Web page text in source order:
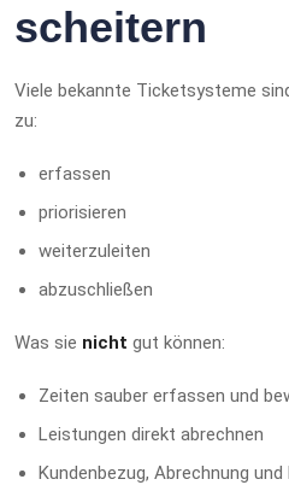
scheitern
Viele bekannte Ticketsysteme
zu:
erfassen
priorisieren
weiterzuleiten
abzuschließen
Was sie nicht gut können:
Zeiten sauber erfassen und
Leistungen direkt abrechnen
Kundenbezug, Abrechnung